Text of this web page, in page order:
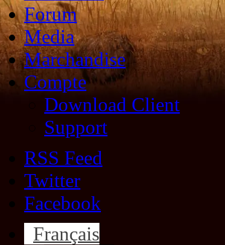
Forum
Media
Marchandise
Compte
Download Client
Support
RSS Feed
Twitter
Facebook
Français